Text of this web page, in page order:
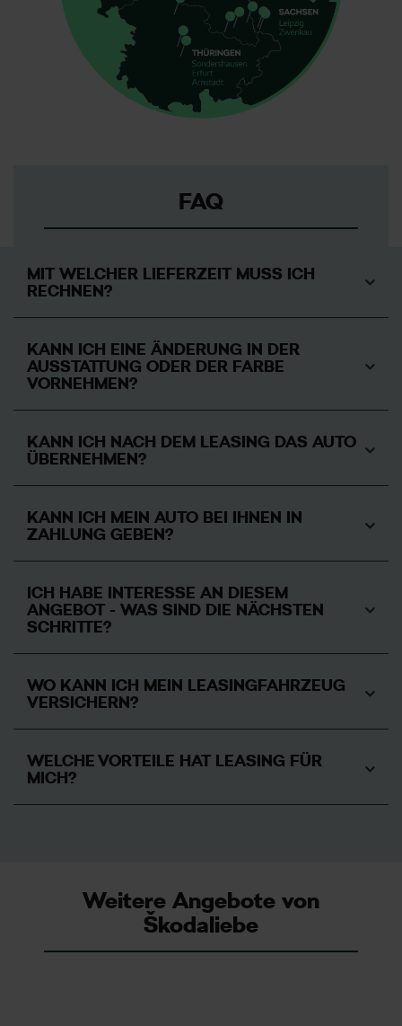
FAQ
MIT WELCHER LIEFERZEIT MUSS ICH
RECHNEN?
KANN ICH EINE ÄNDERUNG IN DER
AUSSTATTUNG ODER DER FARBE
VORNEHMEN?
KANN ICH NACH DEM LEASING DAS AUTO
ÜBERNEHMEN?
KANN ICH MEIN AUTO BEI IHNEN IN
ZAHLUNG GEBEN?
ICH HABE INTERESSE AN DIESEM
ANGEBOT - WAS SIND DIE NÄCHSTEN
SCHRITTE?
WO KANN ICH MEIN LEASINGFAHRZEUG
VERSICHERN?
WELCHE VORTEILE HAT LEASING FÜR
MICH?
monatliche Raten.
5. Sie haben kein Stress beim Wiederkauf Ihres
Weitere Angebote von
Škodaliebe